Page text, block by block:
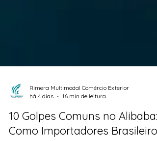
há 4 dias
16 min de leitura
10 Golpes Comuns no Alibaba: